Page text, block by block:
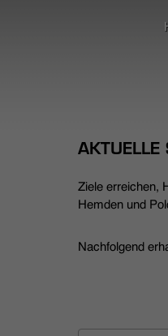
AKTUELLE
Ziele erreichen,
Hemden und
Nachfolgend